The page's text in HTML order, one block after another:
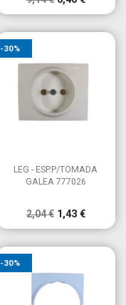
Vista rápida
LEG - ESP.P/TOMADA
GALEA 777026
2,04 € 1,43 €
-30%
-30%